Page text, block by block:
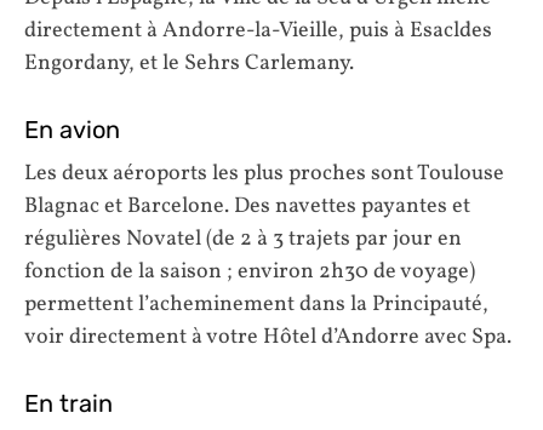
directement à Andorre-la-Vieille, puis à Esacldes
Engordany, et le Sehrs Carlemany.
En avion
Les deux aéroports les plus proches sont Toulouse
Blagnac et Barcelone. Des navettes payantes et
régulières Novatel (de 2 à 3 trajets par jour en
fonction de la saison ; environ 2h30 de voyage)
permettent l’acheminement dans la Principauté,
voir directement à votre Hôtel d’Andorre avec Spa.
En train